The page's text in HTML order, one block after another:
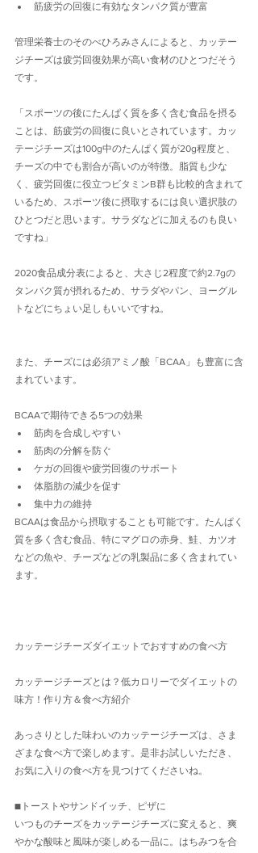
筋疲労の回復に有効なタンパク質が豊富
管理栄養士のそのべひろみさんによると、カッテー
ジチーズは疲労回復効果が高い食材のひとつだそう
です。
「スポーツの後にたんぱく質を多く含む食品を摂る
ことは、筋疲労の回復に良いとされています。カッ
テージチーズは100g中のたんぱく質が20g程度と、
チーズの中でも割合が高いのが特徴。脂質も少な
く、疲労回復に役立つビタミンB群も比較的含まれて
いるため、スポーツ後に摂取するには良い選択肢の
ひとつだと思います。サラダなどに加えるのも良い
ですね」
2020食品成分表によると、大さじ2程度で約2.7gの
タンパク質が摂れるため、サラダやパン、ヨーグル
トなどにちょい足しもいいですね。
また、チーズには必須アミノ酸「BCAA」も豊富に含
まれています。
BCAAで期待できる5つの効果
筋肉を合成しやすい
筋肉の分解を防ぐ
ケガの回復や疲労回復のサポート
体脂肪の減少を促す
集中力の維持
BCAAは食品から摂取することも可能です。たんぱく
質を多く含む食品、特にマグロの赤身、鮭、カツオ
などの魚や、チーズなどの乳製品に多く含まれてい
ます。
カッテージチーズダイエットでおすすめの食べ方
カッテージチーズとは？低カロリーでダイエットの
味方！作り方＆食べ方紹介
あっさりとした味わいのカッテージチーズは、さま
ざまな食べ方で楽しめます。是非お試しいただき、
お気に入りの食べ方を見つけてくださいね。
■トーストやサンドイッチ、ピザに
いつものチーズをカッテージチーズに変えると、爽
やかな酸味と風味が楽しめる一品に。はちみつを合